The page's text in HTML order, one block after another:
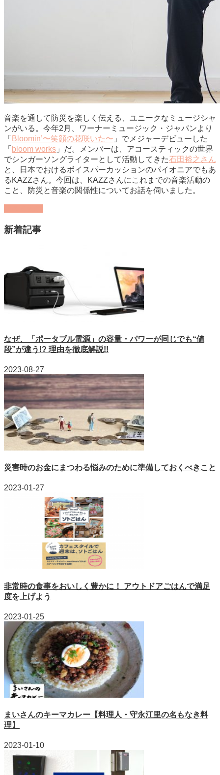
音楽を通して防災を楽しく伝える、ユニークなミュージシャ
ンがいる。今年2月、ワーナーミュージック・ジャパンより
「 Bloomin’〜笑顔の花咲いた〜 」でメジャーデビューした
「 bloom works 」だ。メンバーは、アコースティックの世界
でシンガーソングライターとして活動してきた石田裕之さん
と、日本でおけるボイスパーカッションのパイオニアでもあ
るKAZZさん。今回は、KAZZさんにこれまでの音楽活動の
こと、防災と音楽の関係性についてお話を伺いました。
新着記事
なぜ、「ポータブル電源」の容量・パワーが同じでも“値
段”が違う!? 理由を徹底解説!!
2023-08-27
災害時のお金にまつわる悩みのために準備しておくべきこと
2023-01-27
非常時の食事をおいしく豊かに！ アウトドアごはんで満足
度を上げよう
2023-01-25
まいさんのキーマカレー【料理人・守永江里の名もなき料
理】
2023-01-10